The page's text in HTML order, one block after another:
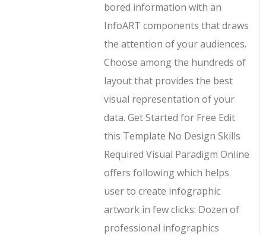
bored information with an
InfoART components that draws
the attention of your audiences.
Choose among the hundreds of
layout that provides the best
visual representation of your
data. Get Started for Free Edit
this Template No Design Skills
Required Visual Paradigm Online
offers following which helps
user to create infographic
artwork in few clicks: Dozen of
professional infographics